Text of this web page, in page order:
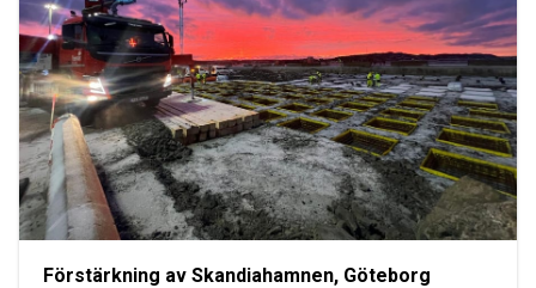
Förstärkning av Skandiahamnen, Göteborg